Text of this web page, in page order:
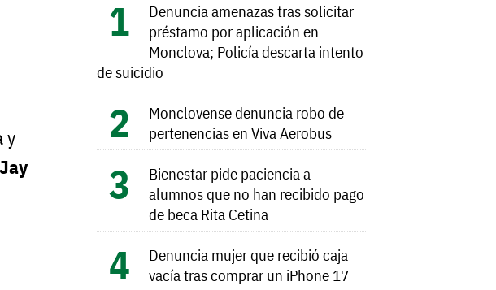
y
Jay
Denuncia amenazas tras solicitar
préstamo por aplicación en
Monclova; Policía descarta intento
de suicidio
Monclovense denuncia robo de
pertenencias en Viva Aerobus
Bienestar pide paciencia a
alumnos que no han recibido pago
de beca Rita Cetina
Denuncia mujer que recibió caja
vacía tras comprar un iPhone 17